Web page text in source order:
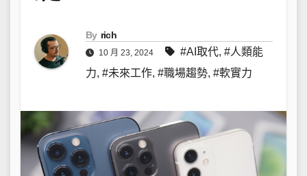
By rich
10 月 23, 2024 #AI取代, #人類能
力, #未來工作, #職場趨勢, #軟實力